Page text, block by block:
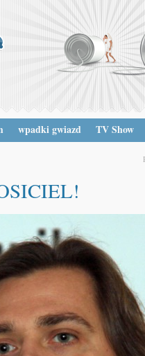
wpadki gwiazd TV Show